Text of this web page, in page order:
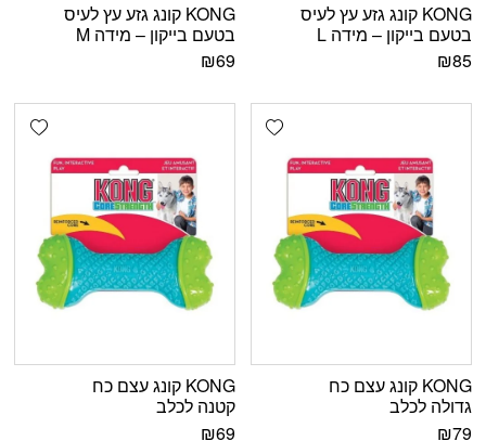
KONG קונג גזע עץ לעיס
בטעם בייקון – מידה L
₪85
KONG קונג גזע עץ לעיס
בטעם בייקון – מידה M
₪69
Add wishlist
KONG קונג עצם כח
גדולה לכלב
₪79
KONG קונג עצם כח
קטנה לכלב
₪69